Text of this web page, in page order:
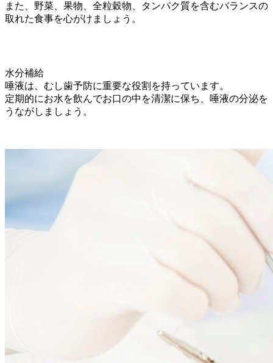
また、野菜、果物、全粒穀物、タンパク質を含むバランスの
取れた食事を心がけましょう。
水分補給
唾液は、むし歯予防に重要な役割を持っています。
定期的にお水を飲んでお口の中を清潔に保ち、唾液の分泌を
うながしましょう。